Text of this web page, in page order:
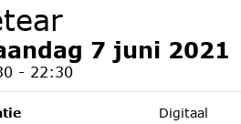
7 juni 2021
- 22:30
Digitaal